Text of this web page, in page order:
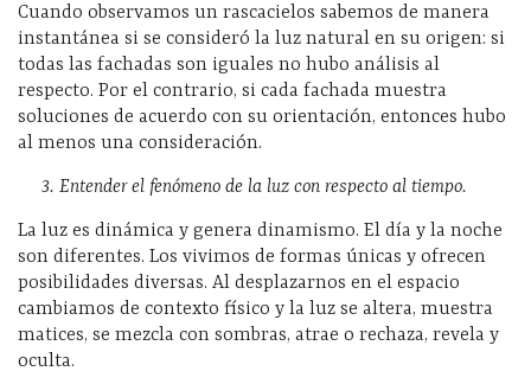
Cuando observamos un rascacielos sabemos de manera
instantánea si se consideró la luz natural en su origen: si
todas las fachadas son iguales no hubo análisis al
respecto. Por el contrario, si cada fachada muestra
soluciones de acuerdo con su orientación, entonces hubo
al menos una consideración.
3. Entender el fenómeno de la luz con respecto al tiempo.
La luz es dinámica y genera dinamismo. El día y la noche
son diferentes. Los vivimos de formas únicas y ofrecen
posibilidades diversas. Al desplazarnos en el espacio
cambiamos de contexto físico y la luz se altera, muestra
matices, se mezcla con sombras, atrae o rechaza, revela y
oculta.